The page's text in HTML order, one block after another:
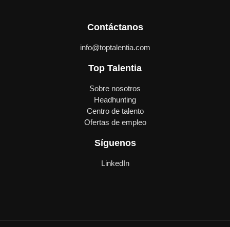
Contáctanos
info@toptalentia.com
Top Talentia
Sobre nosotros
Headhunting
Centro de talento
Ofertas de empleo
Síguenos
LinkedIn